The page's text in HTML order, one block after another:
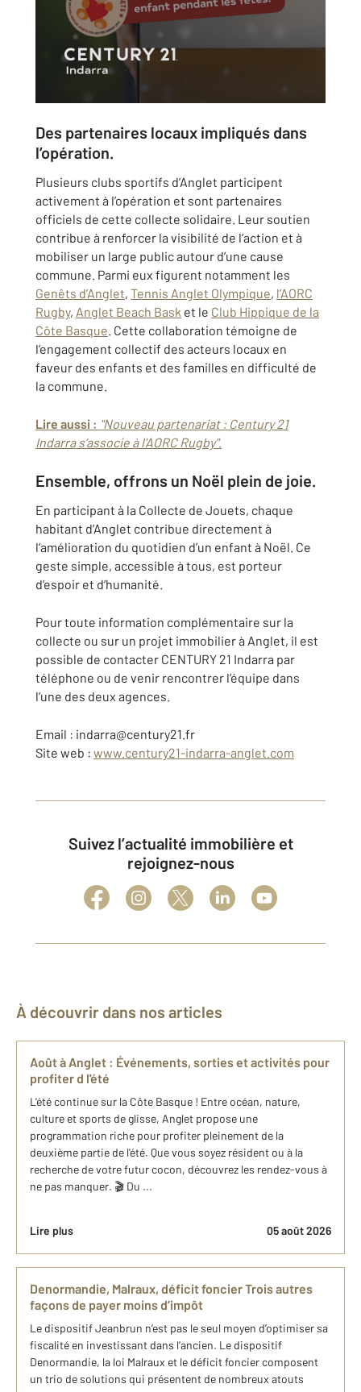
Des partenaires locaux impliqués dans
l’opération.
Plusieurs clubs sportifs d’Anglet participent
activement à l’opération et sont partenaires
officiels de cette collecte solidaire. Leur soutien
contribue à renforcer la visibilité de l’action et à
mobiliser un large public autour d’une cause
commune. Parmi eux figurent notamment les
Genêts d’Anglet, Tennis Anglet Olympique, l’AORC
Rugby, Anglet Beach Bask et le Club Hippique de la
Côte Basque . Cette collaboration témoigne de
l’engagement collectif des acteurs locaux en
faveur des enfants et des familles en difficulté de
la commune.
Lire aussi : "Nouveau partenariat : Century 21
Indarra s’associe à l'AORC Rugby".
Ensemble, offrons un Noël plein de joie.
En participant à la Collecte de Jouets, chaque
habitant d’Anglet contribue directement à
l’amélioration du quotidien d’un enfant à Noël. Ce
geste simple, accessible à tous, est porteur
d’espoir et d’humanité.
Pour toute information complémentaire sur la
collecte ou sur un projet immobilier à Anglet, il est
possible de contacter CENTURY 21 Indarra par
téléphone ou de venir rencontrer l’équipe dans
l’une des deux agences.
Email : indarra@century21.fr
Site web : www.century21-indarra-anglet.com
Suivez l’actualité immobilière et
rejoignez-nous
À découvrir dans nos articles
Août à Anglet : Événements, sorties et activités pour
profiter d l'été
L'été continue sur la Côte Basque ! Entre océan, nature,
culture et sports de glisse, Anglet propose une
programmation riche pour profiter pleinement de la
deuxième partie de l'été. Que vous soyez résident ou à la
recherche de votre futur cocon, découvrez les rendez-vous à
ne pas manquer. 🎬 Du ...
Lire plus 05 août 2026
Denormandie, Malraux, déficit foncier Trois autres
façons de payer moins d’impôt
Le dispositif Jeanbrun n’est pas le seul moyen d’optimiser sa
fiscalité en investissant dans l’ancien. Le dispositif
Denormandie, la loi Malraux et le déficit foncier composent
un trio de solutions qui présentent de nombreux atouts